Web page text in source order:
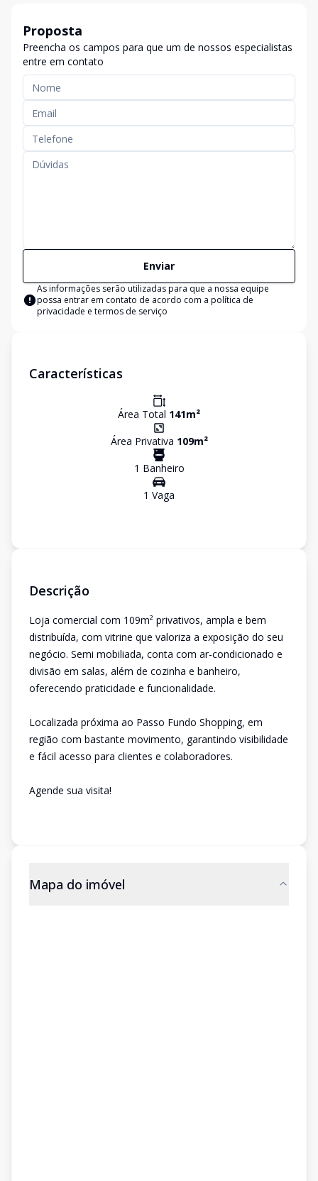
Proposta
Preencha os campos para que um de nossos especialistas
entre em contato
Enviar
As informações serão utilizadas para que a nossa equipe
possa entrar em contato de acordo com a política de
privacidade e termos de serviço
Características
Área Total 141m²
Área Privativa 109m²
1 Banheiro
1 Vaga
Descrição
Loja comercial com 109m² privativos, ampla e bem
distribuída, com vitrine que valoriza a exposição do seu
negócio. Semi mobiliada, conta com ar-condicionado e
divisão em salas, além de cozinha e banheiro,
oferecendo praticidade e funcionalidade.
Localizada próxima ao Passo Fundo Shopping, em
região com bastante movimento, garantindo visibilidade
e fácil acesso para clientes e colaboradores.
Agende sua visita!
Mapa do imóvel